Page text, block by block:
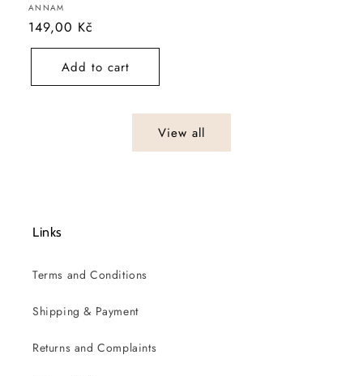
Vendor:
ANNAM
Regular
price
149,00 Kč
Add to cart
View all
Links
Terms and Conditions
Shipping & Payment
Returns and Complaints